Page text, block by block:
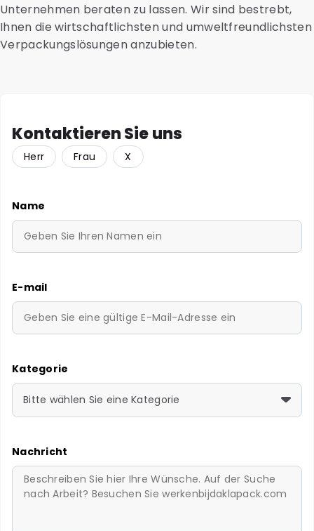
Unternehmen beraten zu lassen. Wir sind bestrebt,
Ihnen die wirtschaftlichsten und umweltfreundlichsten
Verpackungslösungen anzubieten.
Kontaktieren Sie uns
Herr Frau X
Name
E-mail
Kategorie
Bitte wählen Sie eine Kategorie
Nachricht